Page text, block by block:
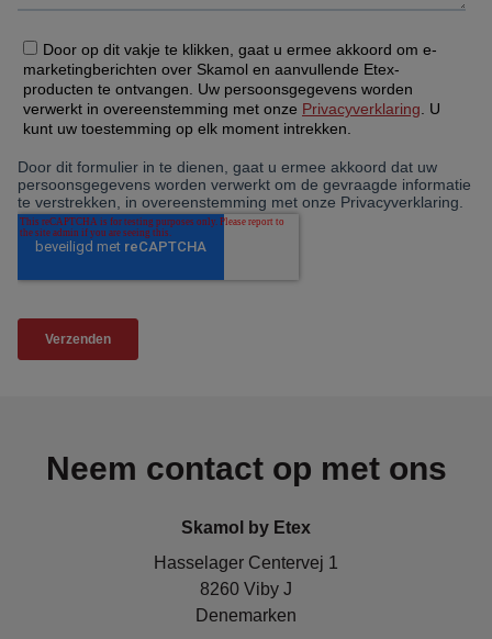
Neem contact op met ons
Skamol by Etex
Hasselager Centervej 1
8260 Viby J
Denemarken